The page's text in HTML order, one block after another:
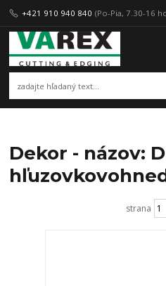
+421 910 940 840 (Po-Pia, 7.30-16
Dekor - názov:
strana